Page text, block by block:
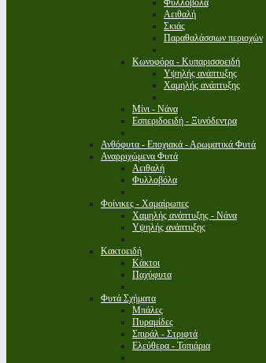
Φυλλοβόλα
Αειθαλή
Σκιάς
Παραθαλάσσιων περιοχών
Κωνοφόρα - Κυπαρισσοειδή
Υψηλής ανάπτυξης
Χαμηλής ανάπτυξης
Μίνι - Νάνα
Εσπεριδοειδή - Ξυνόδεντρα
Ανθόφυτα - Εποχιακά - Αρωματικά Φυτά
Αναρριχώμενα Φυτά
Αειθαλή
Φυλλοβόλα
Φοίνικες - Χαμαίρωπες
Χαμηλής ανάπτυξης - Νάνα
Υψηλής ανάπτυξης
Κακτοειδή
Κάκτοι
Παχύφυτα
Φυτά Σχήματα
Μπάλες
Πυραμίδες
Σπιράλ - Στριφτά
Ελεύθερα - Τοπιάρια